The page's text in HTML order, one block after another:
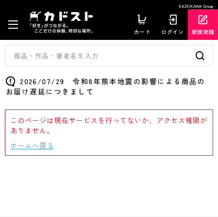
KADOKAWA Group
カート ログイン 新規登録
2026/07/29 令和8年熊本地震の影響による商品の
お届け遅延につきまして
このページは現在サービスを行ってないか、アクセス権限が
ありません。
ホームへ戻る